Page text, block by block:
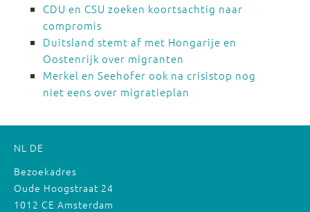
CDU en CSU zoeken koortsachtig naar
compromis
Duitsland stemt af met Hongarije en
Oostenrijk over migranten
Merkel en Seehofer ook na crisistop nog
niet eens over migratieplan
NL DE
Bezoekadres
Oude Hoogstraat 24
1012 CE Amsterdam